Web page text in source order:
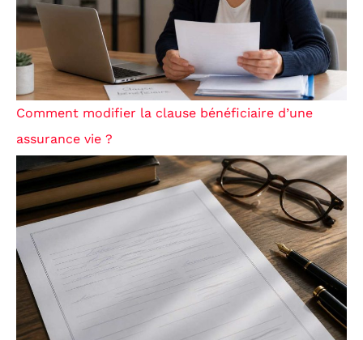
Comment modifier la clause bénéficiaire d’une
assurance vie ?